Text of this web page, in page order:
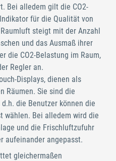
Bei alledem gilt die CO2-
für die Qualität von
steigt mit der Anzahl
und das Ausmaß ihrer
die CO2-Belastung im Raum,
Regler an.
Displays, dienen als
Räumen. Sie sind die
die Benutzer können die
wählen. Bei alledem wird die
und die Frischluftzufuhr
aufeinander angepasst.
gleichermaßen